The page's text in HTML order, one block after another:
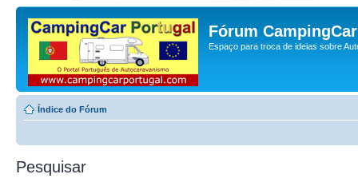
Fórum
Espaço para troca de ideias sobre
Índice do Fórum
Pesquisar